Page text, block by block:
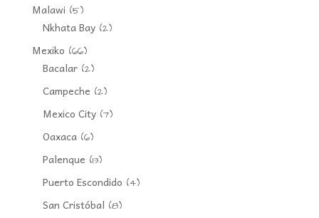
Malawi (5)
Nkhata Bay(2)
Mexiko (66)
Bacalar(2)
Campeche (2)
Mexico City(7)
Oaxaca(6)
Palenque (13)
Puerto Escondido (4)
San Cristóbal (8)